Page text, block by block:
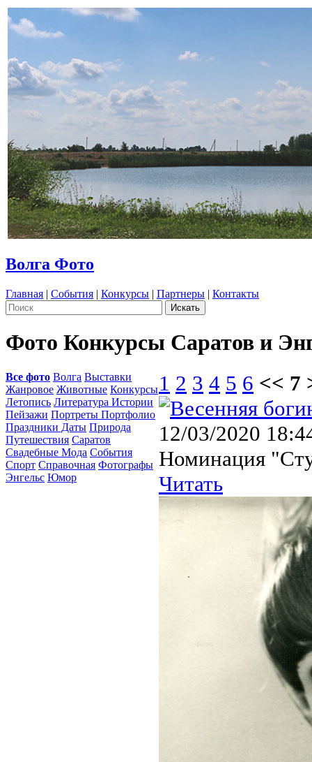
Волга Фото
Главная | События | Конкурсы | Партнеры | Контакты
Фото Конкурсы Саратов и
Все фото Волга Выставки
Жанровое Животные Конкурсы
Летопись Литература Истории
Пейзажи Портреты Портфолио
Праздники Даты Природа
Путешествия Саратов
Свадебные Мода События
Спорт Справочная Фотографы
Энгельс Юмор
1 2 3 4 5 6 << 7
12/03/2020
Номинация
Читать